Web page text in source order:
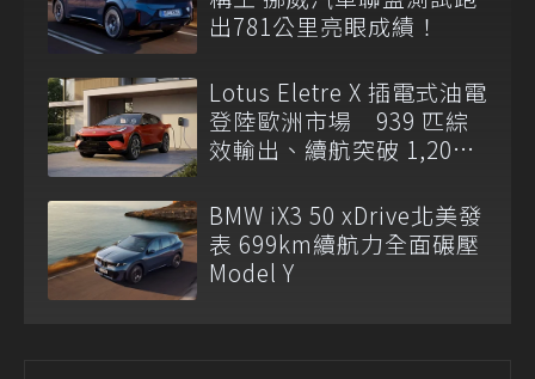
出781公里亮眼成績！
Lotus Eletre X 插電式油電
登陸歐洲市場 939 匹綜
效輸出、續航突破 1,200
BMW iX3 50 xDrive北美發
表 699km續航力全面碾壓
Model Y